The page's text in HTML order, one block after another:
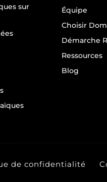
sur
Équipe
Choisir
Démarche
Ressources
Blog
de confidentialité